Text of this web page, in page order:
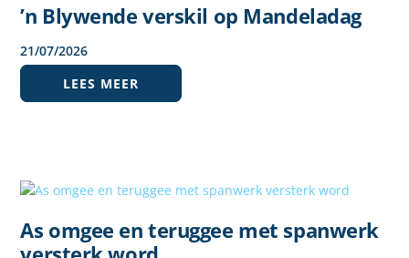
’n Blywende verskil op Mandeladag
21/07/2026
LEES MEER
As omgee en teruggee met spanwerk